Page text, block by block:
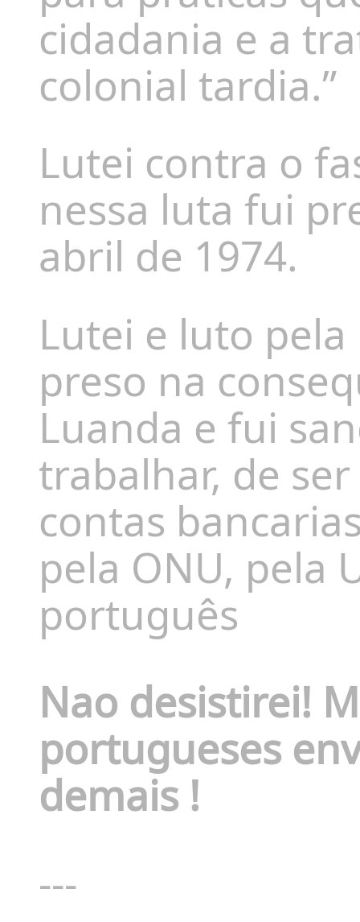
cidadania e a
colonial tardia.”
Lutei contra o
nessa luta fui
abril de 1974.
Lutei e luto
preso na
Luanda e fui
trabalhar, de
contas
pela ONU, pela
português
Nao desistirei!
portugueses
demais !
---